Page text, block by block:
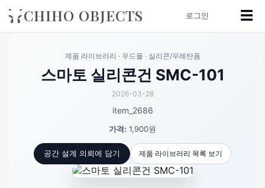
CHIHO OBJECTS 로그인 ☰
제품 라이브러리 · 우드몰 · 실리콘/우레탄폼
스마토 실리콘건 SMC-101
2026-03-28
item_2686
가격: 1,900원
공간 설계 의뢰에 담기 제품 라이브러리 목록 보기